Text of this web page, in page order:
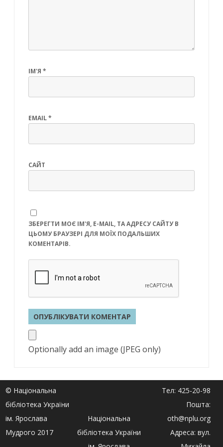
ІМ'Я *
EMAIL*
САЙТ
ЗБЕРЕГТИ МОЄ ІМ'Я, E-MAIL, ТА АДРЕСУ САЙТУ В
ЦЬОМУ БРАУЗЕРІ ДЛЯ МОЇХ ПОДАЛЬШИХ
КОМЕНТАРІВ.
Optionally add an image (JPEG only)
© Національна
бібліотека України
ім. Ярослава
Мудрого 2017
Національна
бібліотека України
Тел: 425-20-98
Пошта:
oth@nplu.org
Адреса: вул.